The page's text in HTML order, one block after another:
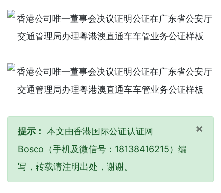
×
提示： 本文由香港国际公证认证网
Bosco（手机及微信号：18138416215）编
写，转载请注明出处，谢谢。